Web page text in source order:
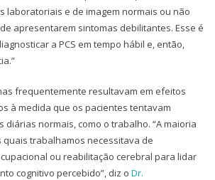
laboratoriais e de imagem normais ou não
apresentarem sintomas debilitantes. Esse é
a PCS em tempo hábil e, então,
frequentemente resultavam em efeitos
à medida que os pacientes tentavam
normais, como o trabalho. “A maioria
quais trabalhamos necessitava de
ou reabilitação cerebral para lidar
cognitivo percebido”, diz o Dr.